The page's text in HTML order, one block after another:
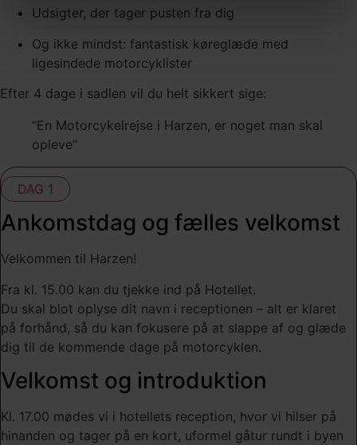
Udsigter, der tager pusten fra dig
Og ikke mindst: fantastisk køreglæde med
ligesindede motorcyklister
Efter 4 dage i sadlen vil du helt sikkert sige:
“En Motorcykelrejse i Harzen, er noget man skal
opleve”
DAG 1
Ankomstdag og fælles velkomst
Velkommen til Harzen!
Fra kl. 15.00 kan du tjekke ind på Hotellet.
Du skal blot oplyse dit navn i receptionen – alt er klaret
på forhånd, så du kan fokusere på at slappe af og glæde
dig til de kommende dage på motorcyklen.
Velkomst og introduktion
Kl. 17.00 mødes vi i hotellets reception, hvor vi hilser på
hinanden og tager på en kort, uformel gåtur rundt i byen